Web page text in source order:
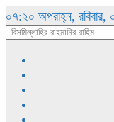
০৭:২০ অপরাহ্ন, রবিবার,